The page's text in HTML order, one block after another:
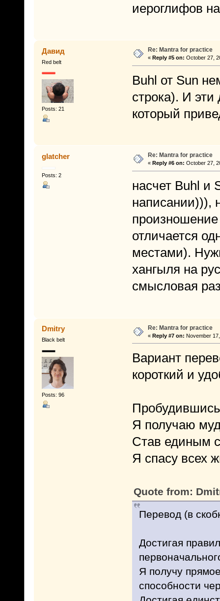
иероглифов
Давид
Red belt
Posts: 21
Re: Mantra for practice
« Reply #5 on: October 27,
Buhl от Sun
строка). И эти
который
glatcher
Posts: 2
Re: Mantra for practice
« Reply #6 on: October 27,
насчет Buhl и
написании))),
отличается
местами).
хангыля на
смысловая
Dmitry
Black belt
Posts: 96
Re: Mantra for practice
« Reply #7 on: November
Вариант
короткий и
Я получаю
Став единым
Я спасу всех
Quote from:
Перевод (в
Достигая
Я получу
способности